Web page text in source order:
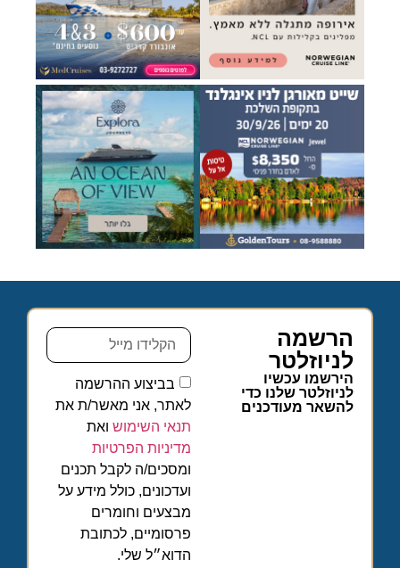
הרשמה
לניוזלטר
הירשמו עכשיו
לניוזלטר שלנו כדי
להשאר מעודכנים
בביצוע ההרשמה
לאתר, אני מאשר/ת את
תנאי השימוש ואת
מדיניות הפרטיות
ומסכים/ה לקבל תכנים
ועדכונים, כולל מידע על
מבצעים וחומרים
פרסומיים, לכתובת
הדוא״ל שלי.